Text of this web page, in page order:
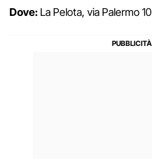
Dove: La Pelota, via Palermo 10